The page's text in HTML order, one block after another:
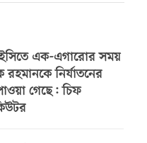
এক-এগারোর সময়
রহমানকে নির্যাতনের
গেছে: চিফ